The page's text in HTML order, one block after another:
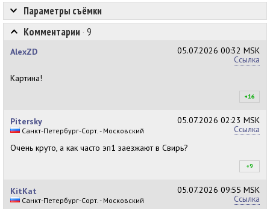
Параметры съёмки
Комментарии · 9
05.07.2026 00:32 MSK
Ссылка
AlexZD
Картина!
+16
05.07.2026 02:23 MSK
Ссылка
Pitersky
Санкт-Петербург-Сорт. - Московский
Очень круто, а как часто эп1 заезжают в Свирь?
+9
05.07.2026 09:55 MSK
Ссылка
KitKat
Санкт-Петербург-Сорт. - Московский